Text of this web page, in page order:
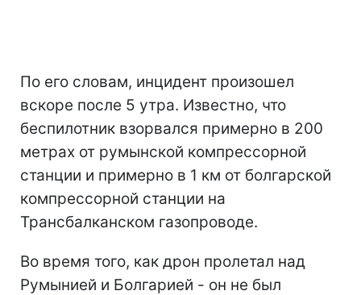
По его словам, инцидент произошел
вскоре после 5 утра. Известно, что
беспилотник взорвался примерно в 200
метрах от румынской компрессорной
станции и примерно в 1 км от болгарской
компрессорной станции на
Трансбалканском газопроводе.
Во время того, как дрон пролетал над
Румынией и Болгарией - он не был